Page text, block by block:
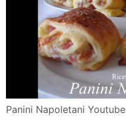
Panini Napoletani Youtube